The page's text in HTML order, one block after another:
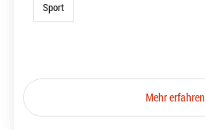
Sport
Mehr erfahren